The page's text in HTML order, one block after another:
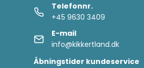
Telefonnr.
+45 9630 3409
E-mail
info@kikkertland.dk
Åbningstider kundeservice